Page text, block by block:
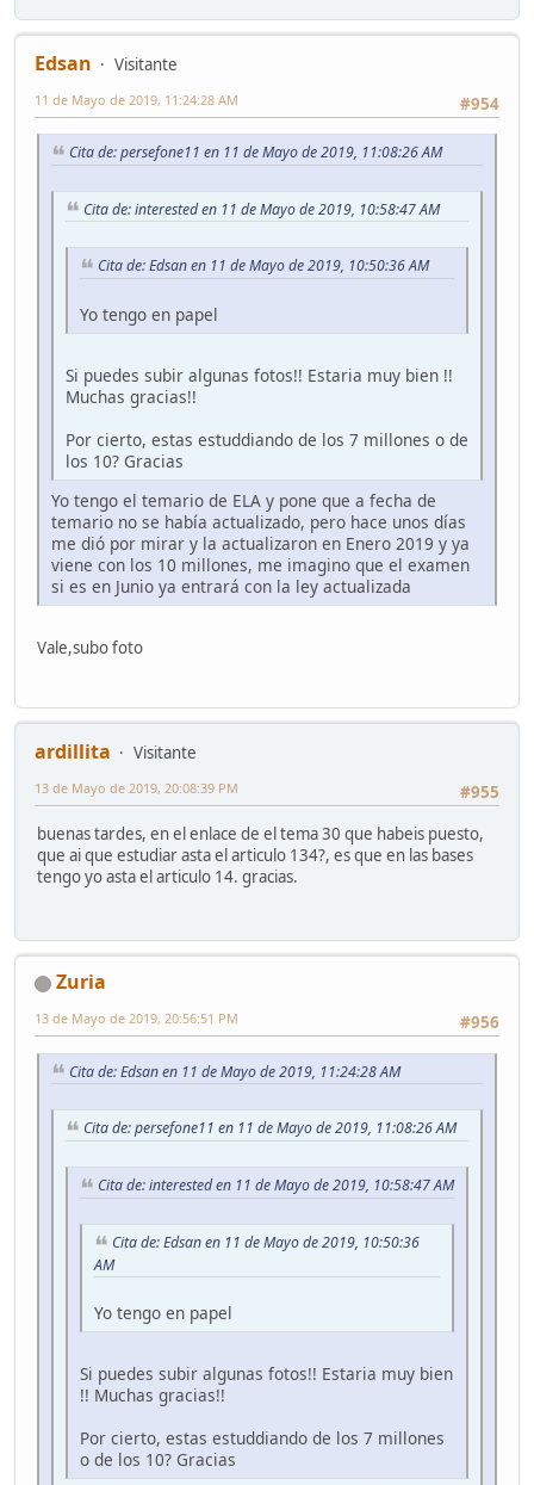
Edsan
Visitante
#954
11 de Mayo de 2019, 11:24:28 AM
Cita de: persefone11 en 11 de Mayo de 2019, 11:08:26 AM
Cita de: interested en 11 de Mayo de 2019, 10:58:47 AM
Cita de: Edsan en 11 de Mayo de 2019, 10:50:36 AM
Yo tengo en papel
Si puedes subir algunas fotos!! Estaria muy bien !!
Muchas gracias!!
Por cierto, estas estuddiando de los 7 millones o de
los 10? Gracias
Yo tengo el temario de ELA y pone que a fecha de
temario no se había actualizado, pero hace unos días
me dió por mirar y la actualizaron en Enero 2019 y ya
viene con los 10 millones, me imagino que el examen
si es en Junio ya entrará con la ley actualizada
Vale,subo foto
ardillita
Visitante
#955
13 de Mayo de 2019, 20:08:39 PM
buenas tardes, en el enlace de el tema 30 que habeis puesto,
que ai que estudiar asta el articulo 134?, es que en las bases
tengo yo asta el articulo 14. gracias.
Zuria
#956
13 de Mayo de 2019, 20:56:51 PM
Cita de: Edsan en 11 de Mayo de 2019, 11:24:28 AM
Cita de: persefone11 en 11 de Mayo de 2019, 11:08:26 AM
Cita de: interested en 11 de Mayo de 2019, 10:58:47 AM
Cita de: Edsan en 11 de Mayo de 2019, 10:50:36
AM
Yo tengo en papel
Si puedes subir algunas fotos!! Estaria muy bien
!! Muchas gracias!!
Por cierto, estas estuddiando de los 7 millones
o de los 10? Gracias